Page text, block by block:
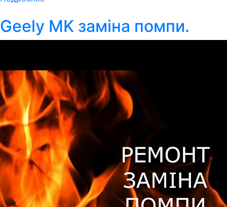
Geely MK заміна помпи.